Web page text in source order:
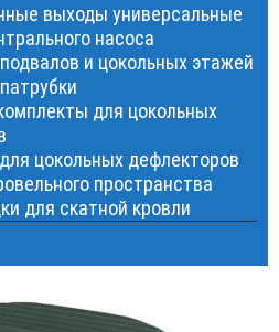
выходы универсальные
насоса
и цокольных этажей
для цокольных
цокольных дефлекторов
пространства
для скатной кровли